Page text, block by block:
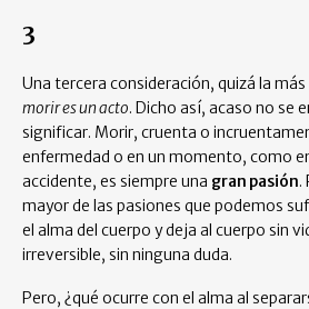
3
Una tercera consideración, quizá la
morir es un acto. Dicho así, acaso no se
significar. Morir, cruenta o
enfermedad o en un momento, como
accidente, es siempre una gran pasión.
mayor de las pasiones que podemos
el alma del cuerpo y deja al cuerpo sin
irreversible, sin ninguna duda.
Pero, ¿qué ocurre con el alma al